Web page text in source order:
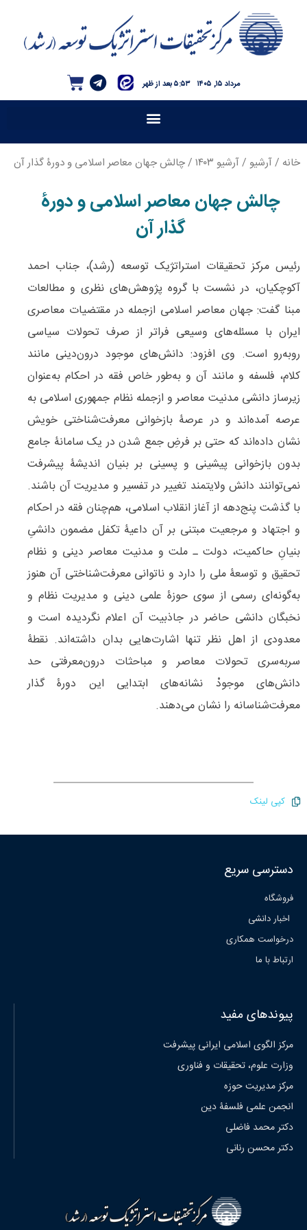
۵:۵۳ بعد از ظهر مرداد ۱۵, ۱۴۰۵
خانه /آرشیو /آرشیو ۱۴۰۳ / چالش جهان معاصر اسلامی و دورۀ گذار آن
چالش جهان معاصر اسلامی و دورۀ
گذار آن
رئیس مرکز تحقیقات استراتژیک توسعه (رشد)، جناب احمد
آکوچکیان، در نشست با گروه پژوهش‌های نظری و مطالعات
مبنا گفت: جهان معاصر اسلامی ازجمله در مقتضیات معاصری
ایران با مسئله‌های وسیعی فراتر از صرف تحولات سیاسی
روبه‌رو است. وی افزود: دانش‌های موجود درون‌‌دینی مانند
کلام، فلسفه و مانند آن و به‌طور خاص فقه در احکام به‌عنوان
زیرساز دانشی مدنیت معاصر و ازجمله نظام جمهوری اسلامی به
عرصه آمده‌اند و در عرصۀ بازخوانی معرفت‌‌شناختی خویش
نشان داده‌اند که حتی بر فرضِ جمع ‌شدن در یک سامانۀ جامع
بدون بازخوانی پیشینی و پسینی بر بنیان اندیشۀ پیشرفت
نمی‌توانند دانش ولایتمند تغییر در تفسیر و مدیریت آن باشند.
با گذشت پنج‌دهه از آغاز انقلاب اسلامی، هم‌‌چنان فقه در احکام
و اجتهاد و مرجعیت مبتنی بر آن داعیۀ تکفل مضمون دانشیِ
بنیانِ حاکمیت، دولت ـ ملت و مدنیت معاصر دینی و نظام
تحقیق و توسعۀ ملی را دارد و ناتوانی معرفت‌شناختی آن هنوز
به‌گونه‌ای رسمی از سوی حوزۀ علمی دینی و مدیریت نظام و
نخبگان دانشی حاضر در جاذبیت آن اعلام نگردیده است و
معدودی از اهل نظر تنها اشارت‌‌هایی بدان داشته‌اند. نقطۀ
سربه‌سری تحولات معاصر و مباحثات درون‌‌معرفتی حد
دانش‌های موجودْ نشانه‌های ابتدایی این دورۀ گذار
معرفت‌شناسانه را نشان می‌دهند.
کپی لینک
دسترسی سریع
فروشگاه
اخبار دانشی
درخواست همکاری
ارتباط با ما
پیوندهای مفید
مرکز الگوی اسلامی ایرانی پیشرفت
وزارت علوم، تحقیقات و فناوری
مرکز مدیریت حوزه
انجمن علمی فلسفۀ دین
دکتر محمد فاضلی
دکتر محسن رنانی